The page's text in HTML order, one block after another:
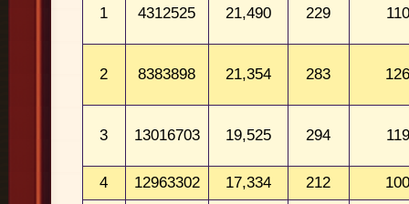
1 4312525 21,490 229 110
2 8383898 21,354 283
3 13016703 19,525 294 119
4 12963302 17,334 212